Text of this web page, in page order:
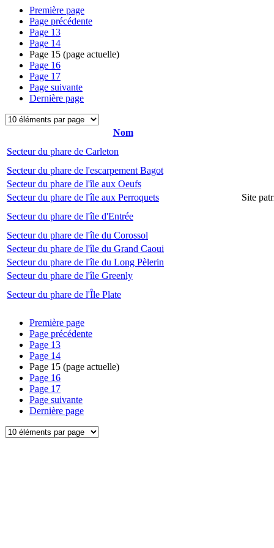
Première page
Page précédente
Page 13
Page 14
Page 15 (page actuelle)
Page 16
Page 17
Page suivante
Dernière page
Nom
Secteur du phare de Carleton
Secteur du phare de l'escarpement Bagot
Secteur du phare de l'île aux Oeufs
Secteur du phare de l'île aux Perroquets
Site
Secteur du phare de l'île d'Entrée
Secteur du phare de l'île du Corossol
Secteur du phare de l'île du Grand Caoui
Secteur du phare de l'île du Long Pèlerin
Secteur du phare de l'île Greenly
Secteur du phare de l'Île Plate
Première page
Page précédente
Page 13
Page 14
Page 15 (page actuelle)
Page 16
Page 17
Page suivante
Dernière page